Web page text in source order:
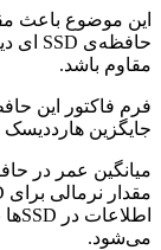
این موضوع باعث
حافظه‌ی SSD ای
مقاوم باشد.
جایگزین
میانگین عمر در
مقدار نرمالی برای
اطلاعات در SSDها
می‌شود.